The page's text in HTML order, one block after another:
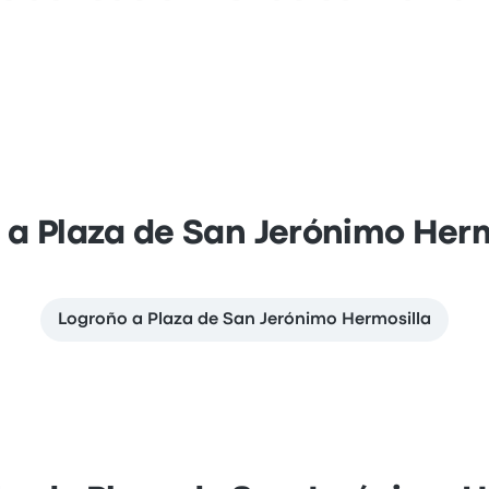
a Plaza de San Jerónimo
Logroño a Plaza de San Jerónimo Hermosilla